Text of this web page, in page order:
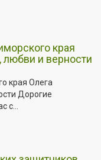
края
и верности
края Олега
Дорогие
с...